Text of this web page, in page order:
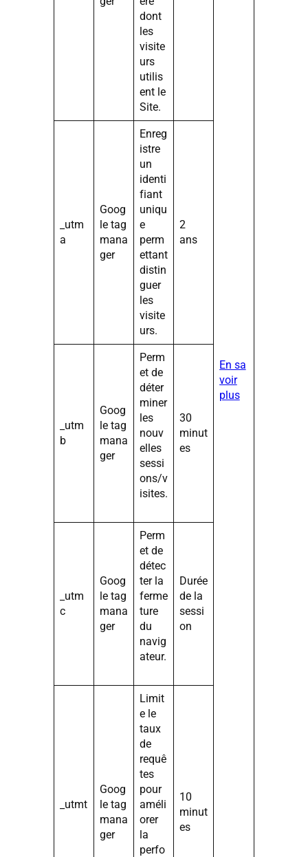
En sa
voir
plus
dont
les
visite
urs
utilis
ent le
Site.
_utm
a
Goog
le tag
mana
ger
Enreg
istre
un
identi
fiant
uniqu
e
perm
ettant
distin
guer
les
visite
urs.
2
ans
_utm
b
Goog
le tag
mana
ger
Perm
et de
déter
miner
les
nouv
elles
sessi
ons/v
isites.
30
minut
es
_utm
c
Goog
le tag
mana
ger
Perm
et de
détec
ter la
ferme
ture
du
navig
ateur.
Durée
de la
sessi
on
_utmt
Goog
le tag
mana
ger
Limit
e le
taux
de
requê
tes
pour
améli
orer
la
perfo
10
minut
es